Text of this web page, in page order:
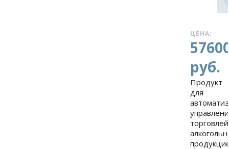
ЦЕНА:
руб.
Продукт
для
торговлей